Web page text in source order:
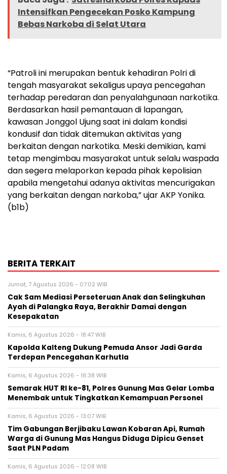
Intensifkan Pengecekan Posko Kampung
Bebas Narkoba di Selat Utara
“Patroli ini merupakan bentuk kehadiran Polri di
tengah masyarakat sekaligus upaya pencegahan
terhadap peredaran dan penyalahgunaan narkotika.
Berdasarkan hasil pemantauan di lapangan,
kawasan Jonggol Ujung saat ini dalam kondisi
kondusif dan tidak ditemukan aktivitas yang
berkaitan dengan narkotika. Meski demikian, kami
tetap mengimbau masyarakat untuk selalu waspada
dan segera melaporkan kepada pihak kepolisian
apabila mengetahui adanya aktivitas mencurigakan
yang berkaitan dengan narkoba,” ujar AKP Yonika.
(b1b)
BERITA TERKAIT
Jumat, 7 Agustus 2026 - 07:02 WIB
Cak Sam Mediasi Perseteruan Anak dan Selingkuhan
Ayah di Palangka Raya, Berakhir Damai dengan
Kesepakatan
Kamis, 6 Agustus 2026 - 18:47 WIB
Kapolda Kalteng Dukung Pemuda Ansor Jadi Garda
Terdepan Pencegahan Karhutla
Kamis, 6 Agustus 2026 - 16:38 WIB
Semarak HUT RI ke-81, Polres Gunung Mas Gelar Lomba
Menembak untuk Tingkatkan Kemampuan Personel
Kamis, 6 Agustus 2026 - 13:07 WIB
Tim Gabungan Berjibaku Lawan Kobaran Api, Rumah
Warga di Gunung Mas Hangus Diduga Dipicu Genset
Saat PLN Padam
Kamis, 6 Agustus 2026 - 12:08 WIB